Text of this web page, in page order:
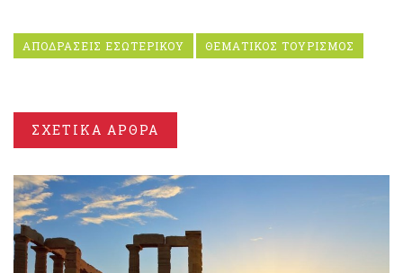
ΑΠΟΔΡΑΣΕΙΣ ΕΣΩΤΕΡΙΚΟΥ ΘΕΜΑΤΙΚΟΣ ΤΟΥΡΙΣΜΟΣ
ΣΧΕΤΙΚΑ ΑΡΘΡΑ